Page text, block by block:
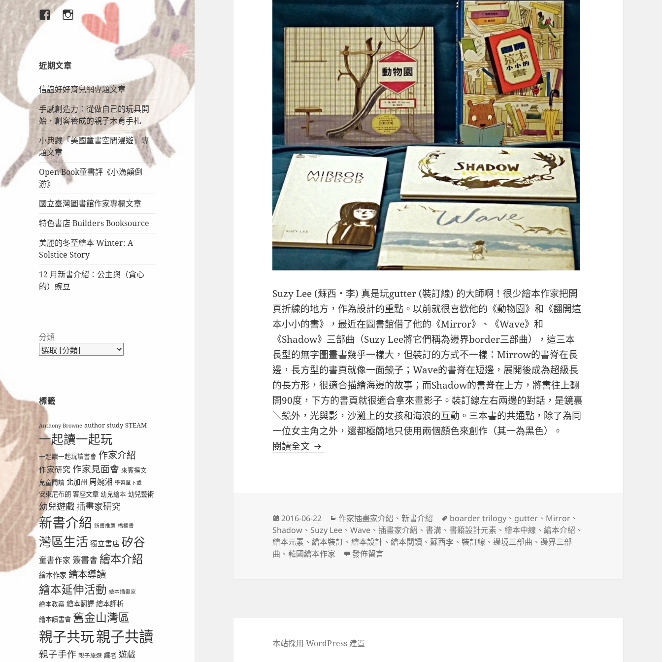
臉
書
頁
IG
近期文章
信誼好好育兒網專題文章
手感創造力：從做自己的玩具開
始，創客養成的親子木育手札
小典藏「美國童書空間漫遊」專
題文章
Open Book童書評《小漁顛倒
游》
國立臺灣圖書館作家專欄文章
特色書店 Builders Booksource
美麗的冬至繪本 Winter: A
Solstice Story
12 月新書介紹：公主與（貪心
的）豌豆
分類
標籤
Anthony Browne author study STEAM
一起讀一起玩
一起讀一起玩讀書會 作家介紹
作家研究 作家見面會 來賓撰文
兒童閱讀 北加州 周婉湘 學習單下載
安東尼布朗 客座文章 幼兒繪本 幼兒藝術
幼兒遊戲插畫家研究
新書介紹 新書推薦 橋樑書
灣區生活 獨立書店 矽谷
童書作家 簽書會 繪本介紹
繪本作家 繪本導讀
繪本延伸活動 繪本插畫家
繪本教案 繪本翻譯 繪本評析
繪本讀書會 舊金山灣區
親子共玩親子共讀
親子手作 親子旅遊 譯者 遊戲
Suzy Lee (蘇西・李) 真是玩gutter (裝訂線) 的大師啊！很少繪本作家把開
頁折線的地方，作為設計的重點。以前就很喜歡他的《動物園》和《翻開這
本小小的書》
，最近在圖書館借了他的《Mirror》、《Wave》和
《Shadow》三部曲（Suzy Lee將它們稱為邊界border三部曲），這三本
長型的無字圖畫書幾乎一樣大，但裝訂的方式不一樣：Mirrow的書脊在長
邊 ，長方型的書頁就像一面鏡子；Wave的書脊在短邊，展開後成為超級長
的長方形，很適合描繪海邊的故事；而Shadow的書脊在上方，將書往上翻
開90度，下方的書頁就很適合拿來畫影子。裝訂線左右兩邊的對話，是鏡裏
＼鏡外，光與影，沙灘上的女孩和海浪的互動。三本書的共通點 ，除了為同
一位女主角之外，還都極簡地只使用兩個顏色來創作（其一為黑色）。
閱讀全文 玩裝訂線的大師Suzy Lee
發
佈
日
期:
2016-06-22
分
類
作家插畫家介紹 、新書介紹
標
籤
boarder trilogy 、 gutter 、 Mirror 、
Shadow 、 Suzy Lee 、Wave 、插畫家介紹 、 書溝 、 書籍設計元素 、繪本中線 、繪本介紹 、
繪本元素 、繪本裝訂 、繪本設計 、繪本閱讀 、蘇西李 、裝訂線 、邊境三部曲 、邊界三部
曲 、韓國繪本作家 在〈玩裝訂線的大師Suzy Lee〉
發佈留言
本站採用 WordPress 建置